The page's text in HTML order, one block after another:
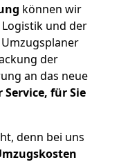
können wir
und der
der
an das neue
für Sie
denn bei uns